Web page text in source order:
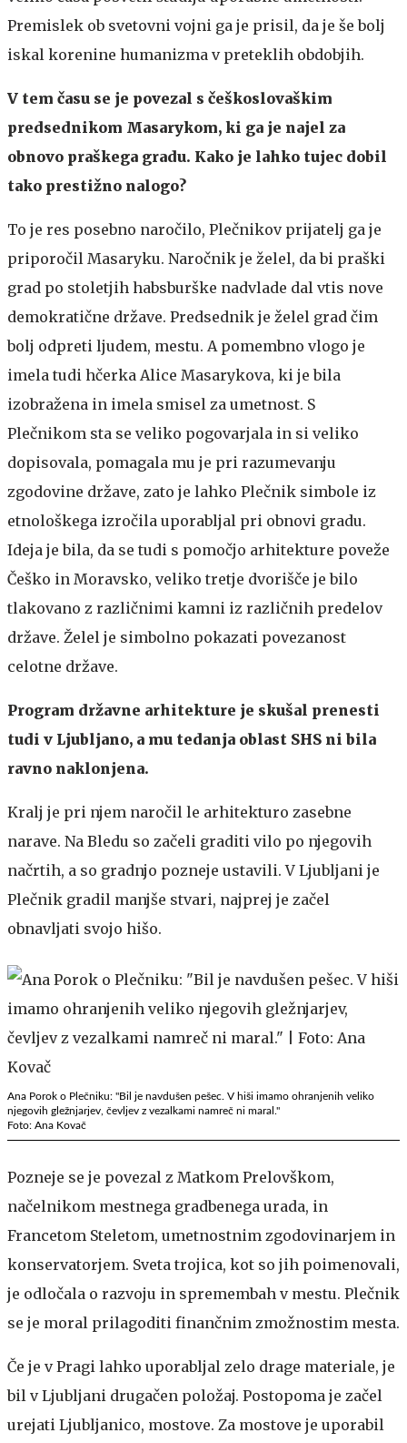
Premislek ob svetovni vojni ga je prisil, da je še bolj
iskal korenine humanizma v preteklih obdobjih.
V tem času se je povezal s češkoslovaškim
predsednikom Masarykom, ki ga je najel za
obnovo praškega gradu. Kako je lahko tujec dobil
tako prestižno nalogo?
To je res posebno naročilo, Plečnikov prijatelj ga je
priporočil Masaryku. Naročnik je želel, da bi praški
grad po stoletjih habsburške nadvlade dal vtis nove
demokratične države. Predsednik je želel grad čim
bolj odpreti ljudem, mestu. A pomembno vlogo je
imela tudi hčerka Alice Masarykova, ki je bila
izobražena in imela smisel za umetnost. S
Plečnikom sta se veliko pogovarjala in si veliko
dopisovala, pomagala mu je pri razumevanju
zgodovine države, zato je lahko Plečnik simbole iz
etnološkega izročila uporabljal pri obnovi gradu.
Ideja je bila, da se tudi s pomočjo arhitekture poveže
Češko in Moravsko, veliko tretje dvorišče je bilo
tlakovano z različnimi kamni iz različnih predelov
države. Želel je simbolno pokazati povezanost
celotne države.
Program državne arhitekture je skušal prenesti
tudi v Ljubljano, a mu tedanja oblast SHS ni bila
ravno naklonjena.
Kralj je pri njem naročil le arhitekturo zasebne
narave. Na Bledu so začeli graditi vilo po njegovih
načrtih, a so gradnjo pozneje ustavili. V Ljubljani je
Plečnik gradil manjše stvari, najprej je začel
obnavljati svojo hišo.
Ana Porok o Plečniku: "Bil je navdušen pešec. V hiši imamo ohranjenih veliko
njegovih gležnjarjev, čevljev z vezalkami namreč ni maral."
Foto: Ana Kovač
Pozneje se je povezal z Matkom Prelovškom,
načelnikom mestnega gradbenega urada, in
Francetom Steletom, umetnostnim zgodovinarjem in
konservatorjem. Sveta trojica, kot so jih poimenovali,
je odločala o razvoju in spremembah v mestu. Plečnik
se je moral prilagoditi finančnim zmožnostim mesta.
Če je v Pragi lahko uporabljal zelo drage materiale, je
bil v Ljubljani drugačen položaj. Postopoma je začel
urejati Ljubljanico, mostove. Za mostove je uporabil